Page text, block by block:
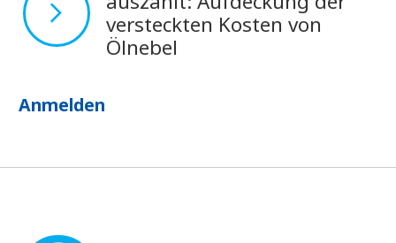
versteckten Kosten von
Ölnebel
Anmelden